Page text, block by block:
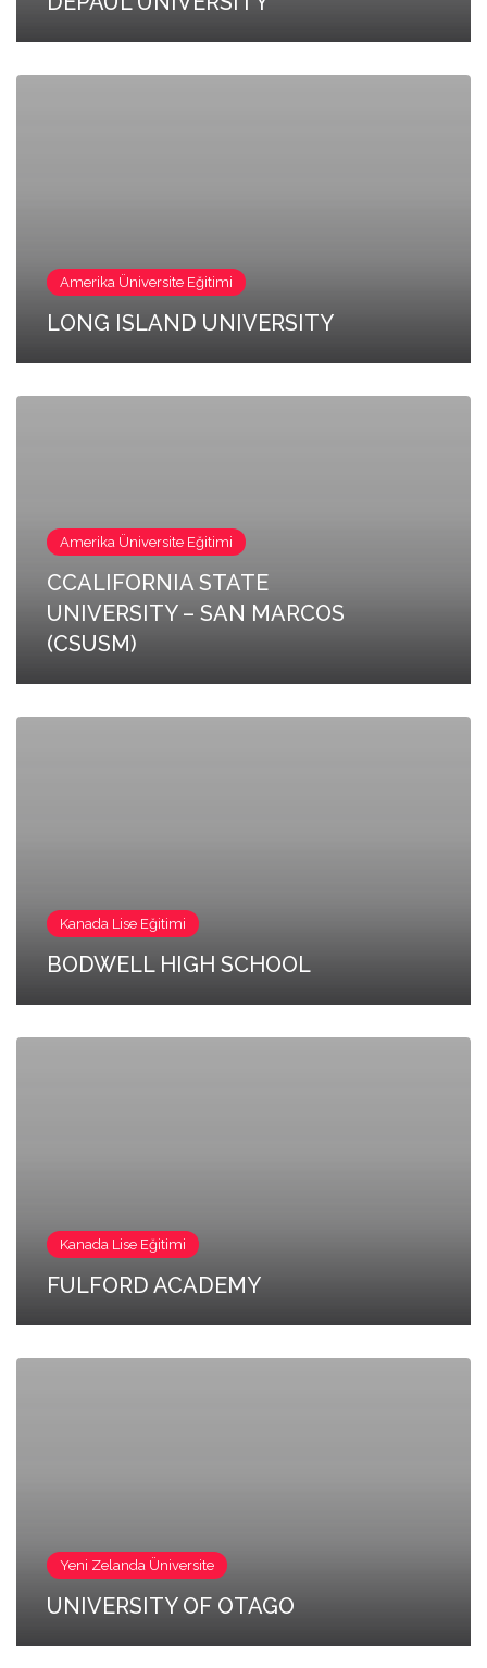
Amerika Üniversite Eğitimi
LONG ISLAND UNIVERSITY
Amerika Üniversite Eğitimi
CCALIFORNIA STATE
UNIVERSITY – SAN MARCOS
(CSUSM)
Kanada Lise Eğitimi
BODWELL HIGH SCHOOL
Kanada Lise Eğitimi
FULFORD ACADEMY
Yeni Zelanda Üniversite
UNIVERSITY OF OTAGO